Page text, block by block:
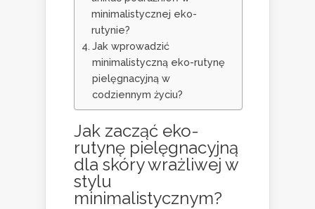
minimalistycznej eko-
rutynie?
Jak wprowadzić
minimalistyczną eko-rutynę
pielęgnacyjną w
codziennym życiu?
Jak zacząć eko-
rutynę pielęgnacyjną
dla skóry wrażliwej w
stylu
minimalistycznym?